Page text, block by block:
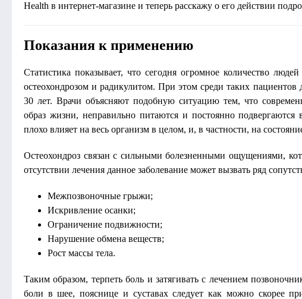
Health в интернет-магазине и теперь расскажу о его действии
Показания к применению
Статистика показывает, что сегодня огромное количество
остеохондрозом и радикулитом. При этом среди таких
30 лет. Врачи объясняют подобную ситуацию тем, что
образ жизни, неправильно питаются и постоянно
плохо влияет на весь организм в целом, и, в частности, на
Остеохондроз связан с сильными болезненными ощущениями,
отсутствии лечения данное заболевание может вызвать ряд
Межпозвоночные грыжи;
Искривление осанки;
Ограничение подвижности;
Нарушение обмена веществ;
Рост массы тела.
Таким образом, терпеть боль и затягивать с лечением
боли в шее, пояснице и суставах следует как можно скорее